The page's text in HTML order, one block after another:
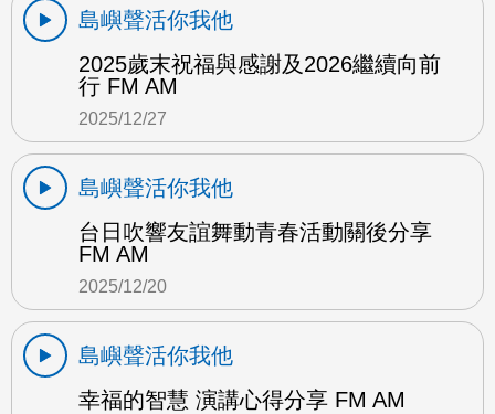
島嶼聲活你我他
2025歲末祝福與感謝及2026繼續向前
行 FM AM
2025/12/27
島嶼聲活你我他
台日吹響友誼舞動青春活動關後分享
FM AM
2025/12/20
島嶼聲活你我他
幸福的智慧 演講心得分享 FM AM